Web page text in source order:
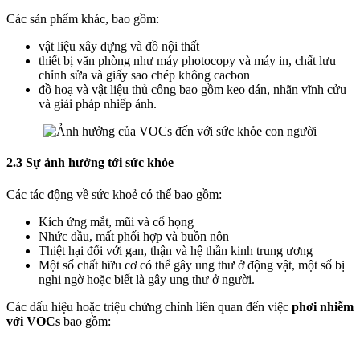
Các sản phẩm khác, bao gồm:
vật liệu xây dựng và đồ nội thất
thiết bị văn phòng như máy photocopy và máy in, chất lưu
chỉnh sửa và giấy sao chép không cacbon
đồ hoạ và vật liệu thủ công bao gồm keo dán, nhãn vĩnh cửu
và giải pháp nhiếp ảnh.
2.3 Sự ảnh hưởng tới sức khỏe
Các tác động về sức khoẻ có thể bao gồm:
Kích ứng mắt, mũi và cổ họng
Nhức đầu, mất phối hợp và buồn nôn
Thiệt hại đối với gan, thận và hệ thần kinh trung ương
Một số chất hữu cơ có thể gây ung thư ở động vật, một số bị
nghi ngờ hoặc biết là gây ung thư ở người.
Các dấu hiệu hoặc triệu chứng chính liên quan đến việc phơi nhiễm
với VOCs bao gồm: